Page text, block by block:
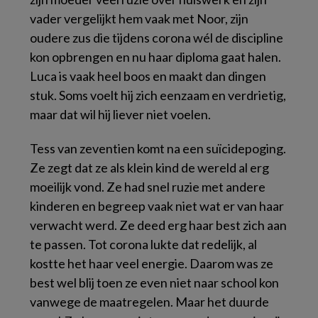
vader vergelijkt hem vaak met Noor, zijn
oudere zus die tijdens corona wél de discipline
kon opbrengen en nu haar diploma gaat halen.
Luca is vaak heel boos en maakt dan dingen
stuk. Soms voelt hij zich eenzaam en verdrietig,
maar dat wil hij liever niet voelen.
Tess van zeventien komt na een suïcidepoging.
Ze zegt dat ze als klein kind de wereld al erg
moeilijk vond. Ze had snel ruzie met andere
kinderen en begreep vaak niet wat er van haar
verwacht werd. Ze deed erg haar best zich aan
te passen. Tot corona lukte dat redelijk, al
kostte het haar veel energie. Daarom was ze
best wel blij toen ze even niet naar school kon
vanwege de maatregelen. Maar het duurde